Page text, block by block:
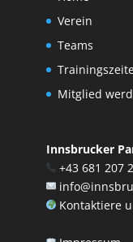
Verein
Teams
Mitglied
Innsbrucker
+43 681 207
Kontaktiere